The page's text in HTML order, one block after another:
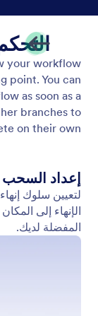
your workflow
point. You can
as soon as a
branches to
on their own.
إعداد السحب
لتعيين سلوك
الإنهاء إلى
المفضلة لديك.